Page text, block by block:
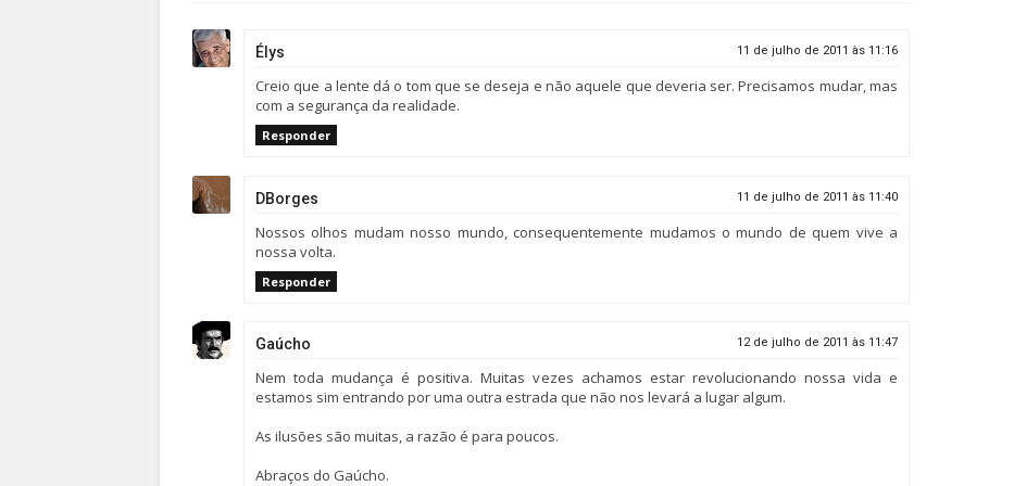
Élys 11 de julho de 2011 às 11:16
Creio que a lente dá o tom que se deseja e não aquele que deveria ser. Precisamos mudar, mas
com a segurança da realidade.
Responder
DBorges 11 de julho de 2011 às 11:40
Nossos olhos mudam nosso mundo, consequentemente mudamos o mundo de quem vive a
nossa volta.
Responder
Gaúcho 12 de julho de 2011 às 11:47
Nem toda mudança é positiva. Muitas vezes achamos estar revolucionando nossa vida e
estamos sim entrando por uma outra estrada que não nos levará a lugar algum.
As ilusões são muitas, a razão é para poucos.
Abraços do Gaúcho.